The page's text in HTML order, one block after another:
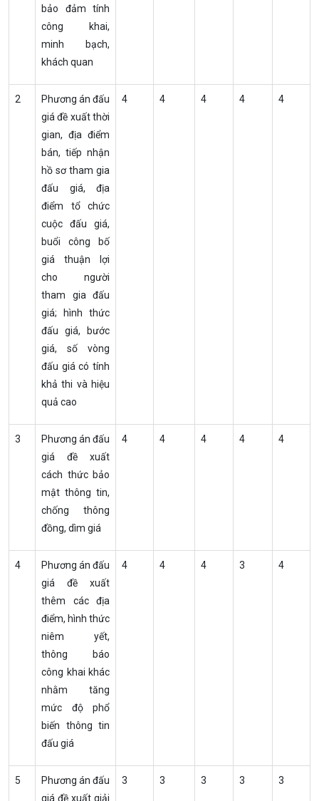
bảo đảm tính
công khai,
minh bạch,
khách quan
2
Phương án đấu
giá đề xuất thời
gian, địa điểm
bán, tiếp nhận
hồ sơ tham gia
đấu giá, địa
điểm tổ chức
cuộc đấu giá,
buổi công bố
giá thuận lợi
cho người
tham gia đấu
giá; hình thức
đấu giá, bước
giá, số vòng
đấu giá có tính
khả thi và hiệu
quả cao
4 4 4 4 4
3
Phương án đấu
giá đề xuất
cách thức bảo
mật thông tin,
chống thông
đồng, dìm giá
4 4 4 4 4
4
Phương án đấu
giá đề xuất
thêm các địa
điểm, hình thức
niêm yết,
thông báo
công khai khác
nhằm tăng
mức độ phổ
biến thông tin
đấu giá
4 4 4 3 4
5
Phương án đấu
giá đề xuất giải
3 3 3 3 3